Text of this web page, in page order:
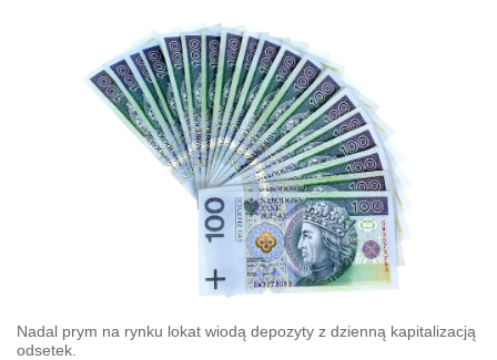
Nadal prym na rynku lokat wiodą depozyty z dzienną kapitalizacją
odsetek.